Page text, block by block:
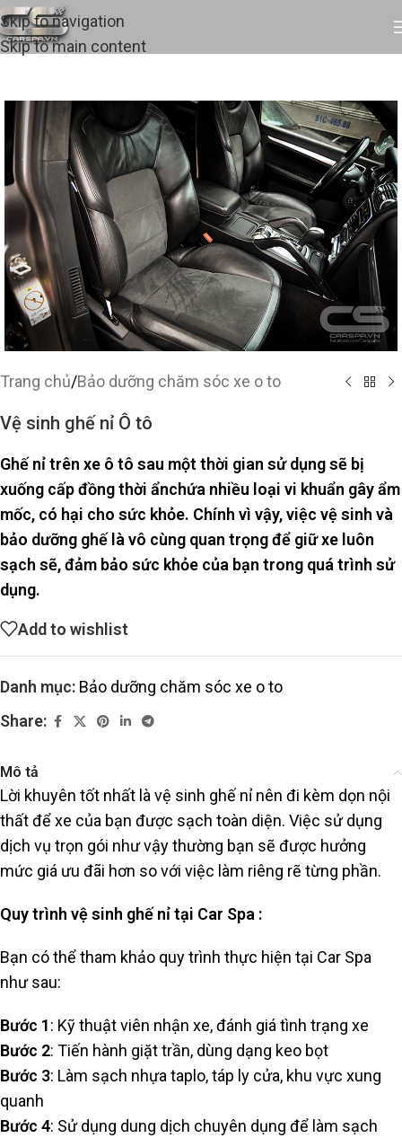
Skip to navigation
Skip to main content
Trang chủ/Bảo dưỡng chăm sóc xe o to
Vệ sinh ghế nỉ Ô tô
Ghế nỉ trên xe ô tô sau một thời gian sử dụng sẽ bị
xuống cấp đồng thời ẩnchứa nhiều loại vi khuẩn gây ẩm
mốc, có hại cho sức khỏe. Chính vì vậy, việc vệ sinh và
bảo dưỡng ghế là vô cùng quan trọng để giữ xe luôn
sạch sẽ, đảm bảo sức khỏe của bạn trong quá trình sử
dụng.
Add to wishlist
Danh mục: Bảo dưỡng chăm sóc xe o to
Share:
Mô tả
Lời khuyên tốt nhất là vệ sinh ghế nỉ nên đi kèm dọn nội
thất để xe của bạn được sạch toàn diện. Việc sử dụng
dịch vụ trọn gói như vậy thường bạn sẽ được hưởng
mức giá ưu đãi hơn so với việc làm riêng rẽ từng phần.
Quy trình vệ sinh ghế nỉ tại Car Spa :
Bạn có thể tham khảo quy trình thực hiện tại Car Spa
như sau:
Bước 1: Kỹ thuật viên nhận xe, đánh giá tình trạng xe
Bước 2: Tiến hành giặt trần, dùng dạng keo bọt
Bước 3: Làm sạch nhựa taplo, táp ly cửa, khu vực xung
quanh
Bước 4: Sử dụng dung dịch chuyên dụng để làm sạch